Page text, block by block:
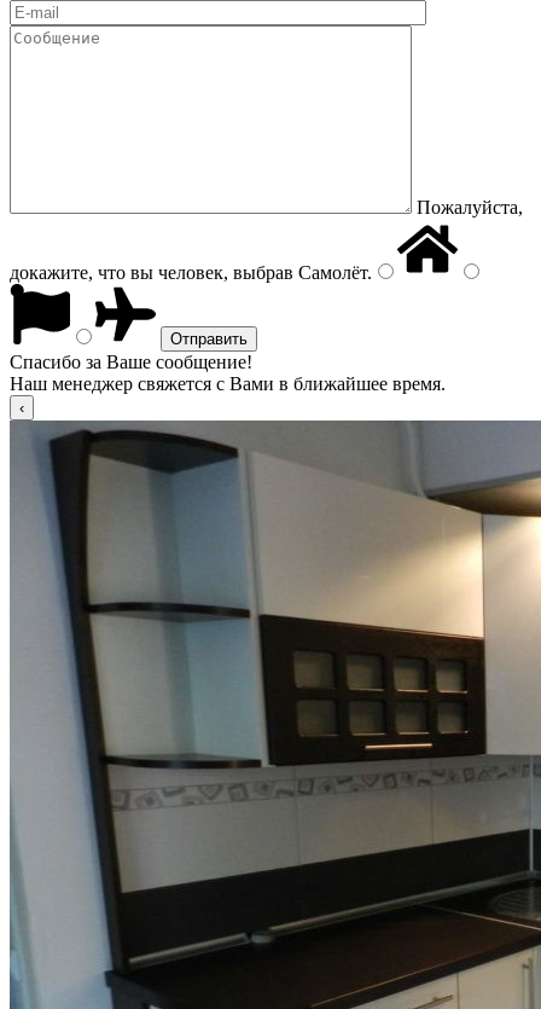
Пожалуйста,
докажите, что вы человек, выбрав Самолёт.
Спасибо за Ваше сообщение!
Наш менеджер свяжется с Вами в ближайшее время.